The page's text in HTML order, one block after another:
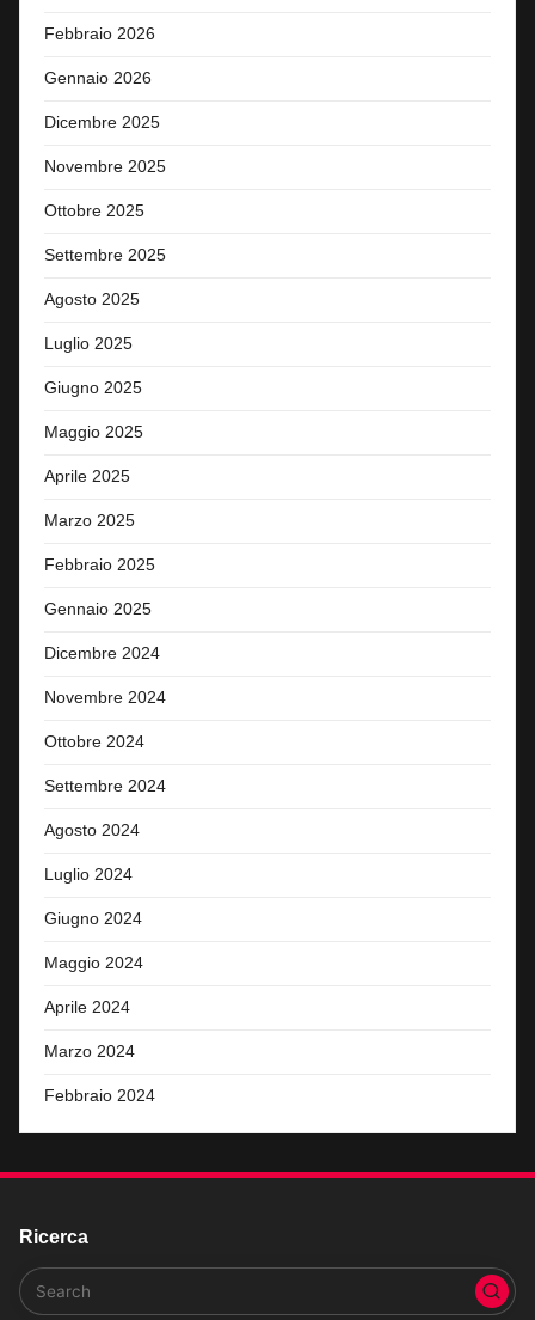
Febbraio 2026
Gennaio 2026
Dicembre 2025
Novembre 2025
Ottobre 2025
Settembre 2025
Agosto 2025
Luglio 2025
Giugno 2025
Maggio 2025
Aprile 2025
Marzo 2025
Febbraio 2025
Gennaio 2025
Dicembre 2024
Novembre 2024
Ottobre 2024
Settembre 2024
Agosto 2024
Luglio 2024
Giugno 2024
Maggio 2024
Aprile 2024
Marzo 2024
Febbraio 2024
Ricerca